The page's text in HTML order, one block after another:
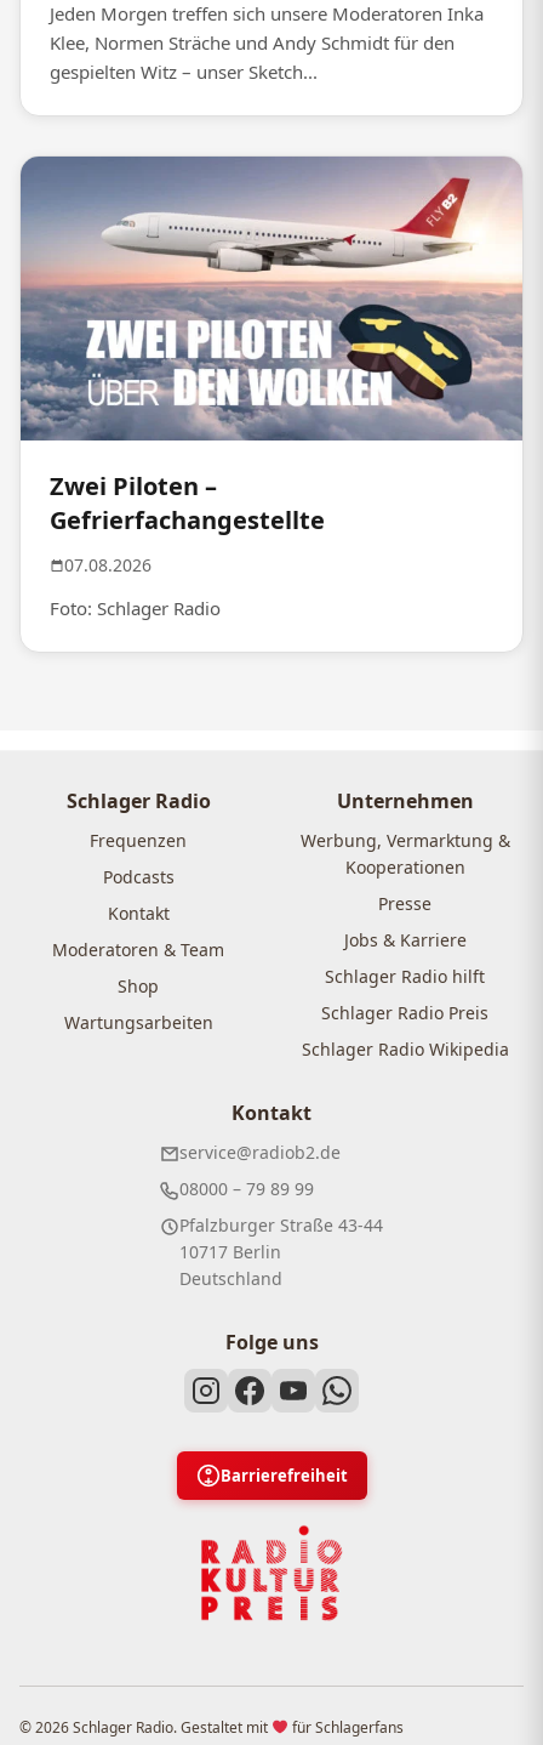
Jeden Morgen treffen sich unsere Moderatoren Inka
Klee, Normen Sträche und Andy Schmidt für den
gespielten Witz – unser Sketch...
Zwei Piloten –
Gefrierfachangestellte
07.08.2026
Foto: Schlager Radio
Schlager Radio
Frequenzen
Podcasts
Kontakt
Moderatoren & Team
Shop
Wartungsarbeiten
Unternehmen
Werbung, Vermarktung &
Kooperationen
Presse
Jobs & Karriere
Schlager Radio hilft
Schlager Radio Preis
Schlager Radio Wikipedia
Kontakt
service@radiob2.de
08000 – 79 89 99
Pfalzburger Straße 43-44
10717 Berlin
Deutschland
Folge uns
Barrierefreiheit
© 2026 Schlager Radio. Gestaltet mit für Schlagerfans